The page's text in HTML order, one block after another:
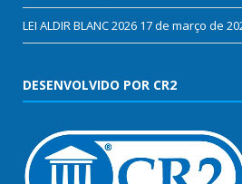
LEI ALDIR BLANC 2026 17 de março de
DESENVOLVIDO POR CR2